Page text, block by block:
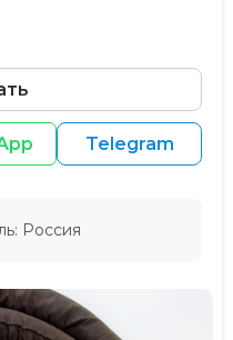
Telegram
Россия